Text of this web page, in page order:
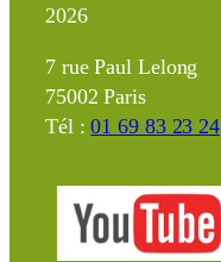
2026
7 rue Paul Lelong
75002 Paris
Tél :01 69 83 23 24